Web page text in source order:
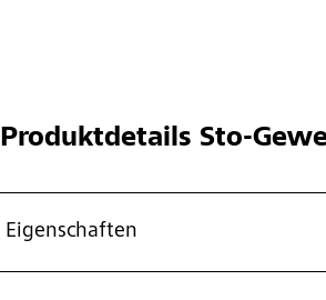
ProduktdetailsSto-
Eigenschaften